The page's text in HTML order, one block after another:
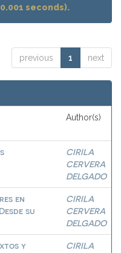
seconds).
previous 1 next
Author(s)
CIRILA
CERVERA
DELGADO
en
su
CIRILA
CERVERA
DELGADO
y
CIRILA